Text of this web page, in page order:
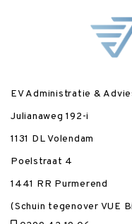
EV Administratie &
Julianaweg 192-i
1131 DL Volendam
Poelstraat 4
1441 RR Purmerend
(Schuin tegenover VUE